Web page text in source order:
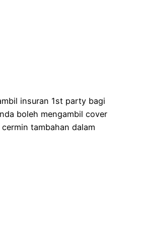
insuran 1st party bagi
boleh mengambil cover
tambahan dalam